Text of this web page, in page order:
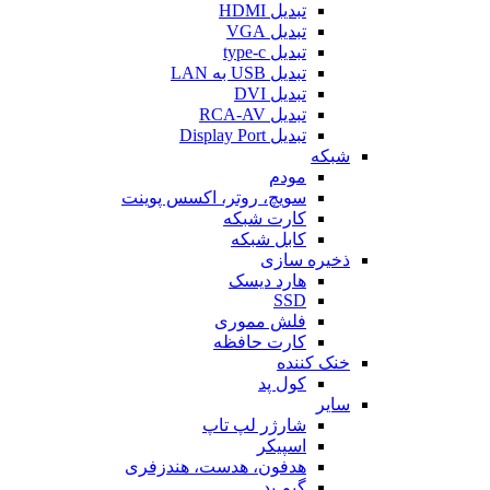
تبدیل HDMI
تبدیل VGA
تبدیل type-c
تبدیل USB به LAN
تبدیل DVI
تبدیل RCA-AV
تبدیل Display Port
شبکه
مودم
سویچ، روتر، اکسس پوینت
کارت شبکه
کابل شبکه
ذخیره سازی
هارد دیسک
SSD
فلش مموری
کارت حافظه
خنک کننده
کول پد
سایر
شارژر لپ تاپ
اسپیکر
هدفون، هدست، هندزفری